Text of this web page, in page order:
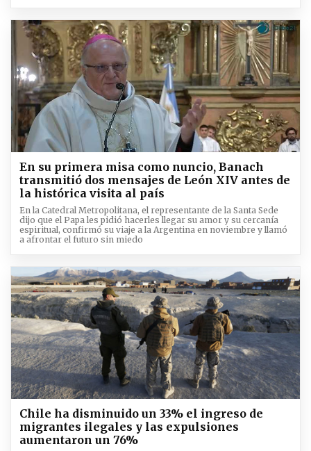
En su primera misa como nuncio, Banach
transmitió dos mensajes de León XIV antes de
la histórica visita al país
En la Catedral Metropolitana, el representante de la Santa Sede
dijo que el Papa les pidió hacerles llegar su amor y su cercanía
espiritual, confirmó su viaje a la Argentina en noviembre y llamó
a afrontar el futuro sin miedo
Chile ha disminuido un 33% el ingreso de
migrantes ilegales y las expulsiones
aumentaron un 76%